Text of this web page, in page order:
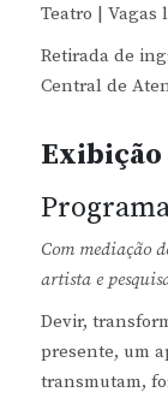
Teatro | Vagas
Retirada de
Central de
Exibição
Com mediação
artista e
Devir,
presente, um
transmutam,